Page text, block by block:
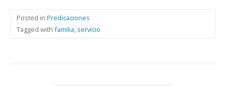
Posted in Predicaciones
Tagged with familia, servicio